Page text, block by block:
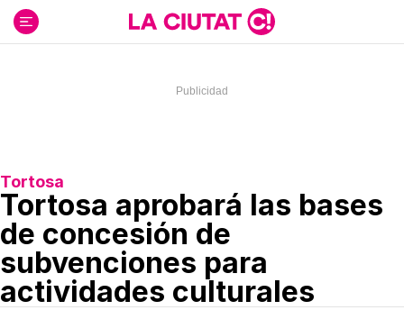
contenido
Tortosa
Tortosa aprobará las bases
de concesión de
subvenciones para
actividades culturales